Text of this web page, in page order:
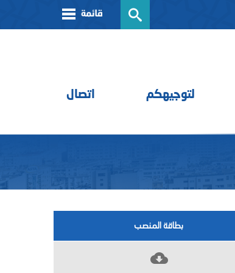
لتوجيهكم اتصال
بطاقة المنصب